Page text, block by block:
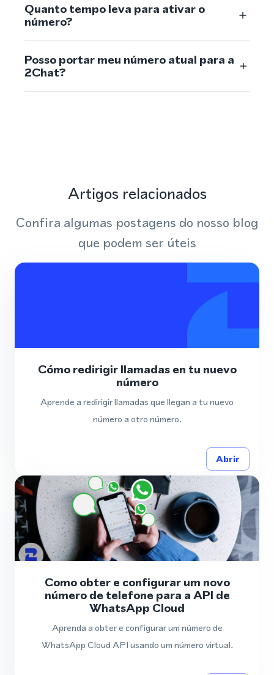
Quanto tempo leva para ativar o
número?
Posso portar meu número atual para a
2Chat?
Artigos relacionados
Confira algumas postagens do nosso blog
que podem ser úteis
Cómo redirigir llamadas en tu nuevo
número
Aprende a redirigir llamadas que llegan a tu nuevo
número a otro número.
Abrir
Como obter e configurar um novo
número de telefone para a API de
WhatsApp Cloud
Aprenda a obter e configurar um número de
WhatsApp Cloud API usando um número virtual.